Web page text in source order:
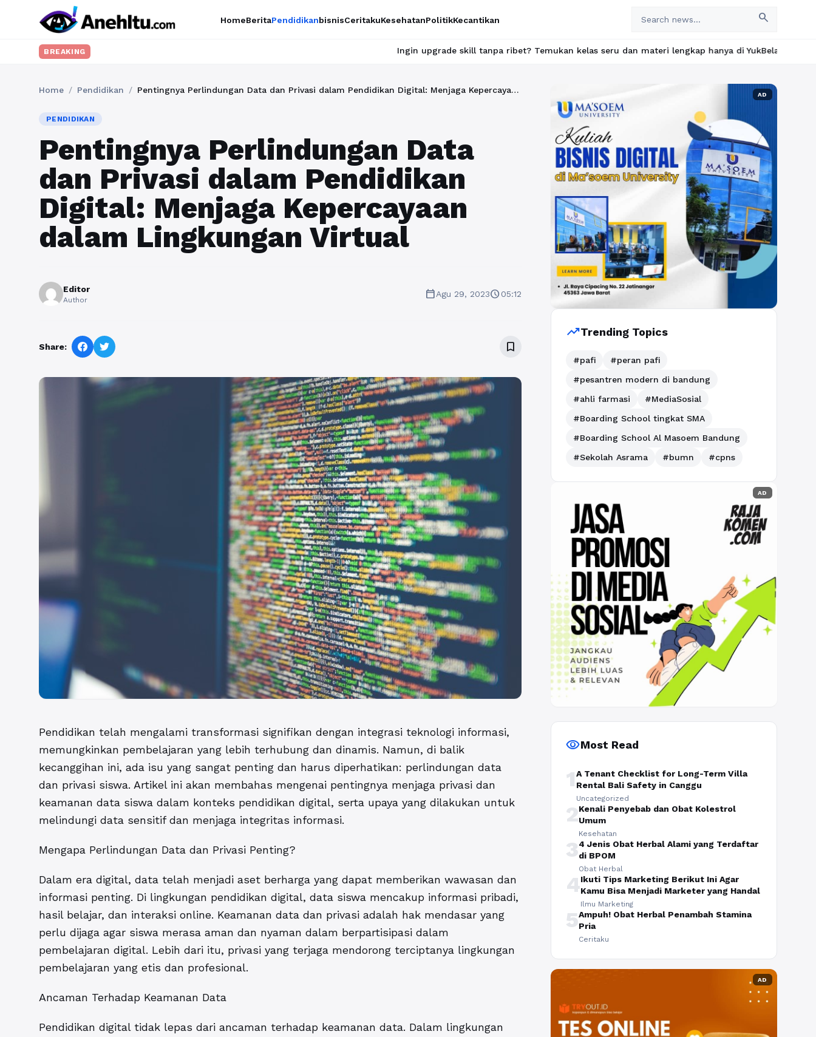
HomeBeritaPendidikanbisnisCeritakuKesehatanPolitikKecantikan search
BREAKING Ingin upgrade skill tanpa ribet? Temukan kelas seru dan materi lengkap hanya di YukBelajar.com. Mulai
Home / Pendidikan / Pentingnya Perlindungan Data dan Privasi dalam Pendidikan Digital: Menjaga Kepercayaan dalam Lingkungan Virtual
PENDIDIKAN
Pentingnya Perlindungan Data
dan Privasi dalam Pendidikan
Digital: Menjaga Kepercayaan
dalam Lingkungan Virtual
Editor
Author calendar_todayAgu 29, 2023schedule05:12
Share: bookmark_border
Pendidikan telah mengalami transformasi signifikan dengan integrasi teknologi informasi,
memungkinkan pembelajaran yang lebih terhubung dan dinamis. Namun, di balik
kecanggihan ini, ada isu yang sangat penting dan harus diperhatikan: perlindungan data
dan privasi siswa. Artikel ini akan membahas mengenai pentingnya menjaga privasi dan
keamanan data siswa dalam konteks pendidikan digital, serta upaya yang dilakukan untuk
melindungi data sensitif dan menjaga integritas informasi.
Mengapa Perlindungan Data dan Privasi Penting?
Dalam era digital, data telah menjadi aset berharga yang dapat memberikan wawasan dan
informasi penting. Di lingkungan pendidikan digital, data siswa mencakup informasi pribadi,
hasil belajar, dan interaksi online. Keamanan data dan privasi adalah hak mendasar yang
perlu dijaga agar siswa merasa aman dan nyaman dalam berpartisipasi dalam
pembelajaran digital. Lebih dari itu, privasi yang terjaga mendorong terciptanya lingkungan
pembelajaran yang etis dan profesional.
Ancaman Terhadap Keamanan Data
Pendidikan digital tidak lepas dari ancaman terhadap keamanan data. Dalam lingkungan
AD
trending_upTrending Topics
#pafi
#peran pafi
#pesantren modern di bandung
#ahli farmasi
#MediaSosial
#Boarding School tingkat SMA
#Boarding School Al Masoem Bandung
#Sekolah Asrama
#bumn #cpns
AD
visibilityMost Read
1A Tenant Checklist for Long-Term Villa
Rental Bali Safety in Canggu
Uncategorized
2Kenali Penyebab dan Obat Kolestrol
Umum
Kesehatan
34 Jenis Obat Herbal Alami yang Terdaftar
di BPOM
Obat Herbal
4Ikuti Tips Marketing Berikut Ini Agar
Kamu Bisa Menjadi Marketer yang Handal
Ilmu Marketing
5Ampuh! Obat Herbal Penambah Stamina
Pria
Ceritaku
AD